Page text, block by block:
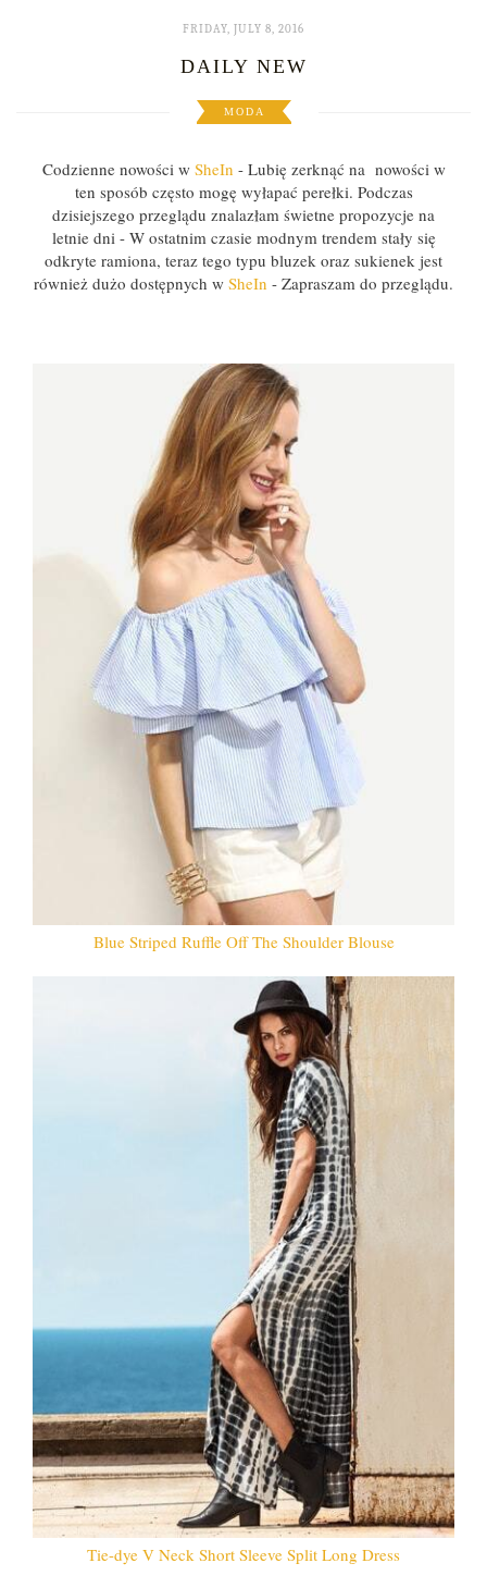
FRIDAY, JULY 8, 2016
DAILY NEW
MODA
Codzienne nowości w SheIn - Lubię zerknąć na nowości w
ten sposób często mogę wyłapać perełki. Podczas
dzisiejszego przeglądu znalazłam świetne propozycje na
letnie dni - W ostatnim czasie modnym trendem stały się
odkryte ramiona, teraz tego typu bluzek oraz sukienek jest
również dużo dostępnych w SheIn - Zapraszam do przeglądu.
Blue Striped Ruffle Off The Shoulder Blouse
Tie-dye V Neck Short Sleeve Split Long Dress